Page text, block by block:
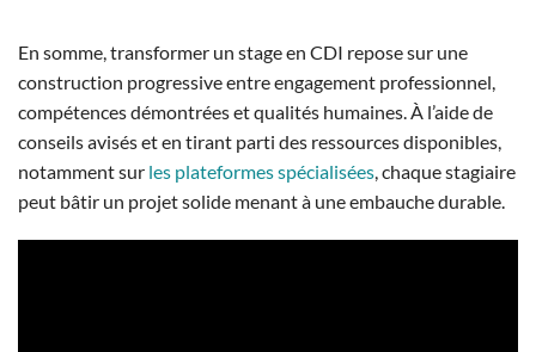
En somme, transformer un stage en CDI repose sur une
construction progressive entre engagement professionnel,
compétences démontrées et qualités humaines. À l’aide de
conseils avisés et en tirant parti des ressources disponibles,
notamment sur les plateformes spécialisées , chaque stagiaire
peut bâtir un projet solide menant à une embauche durable.